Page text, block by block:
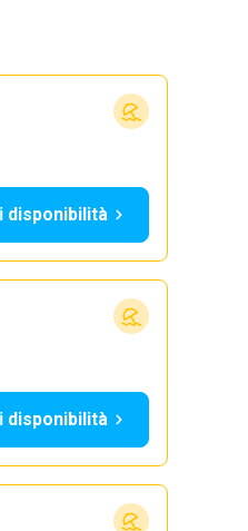
disponibilità
disponibilità